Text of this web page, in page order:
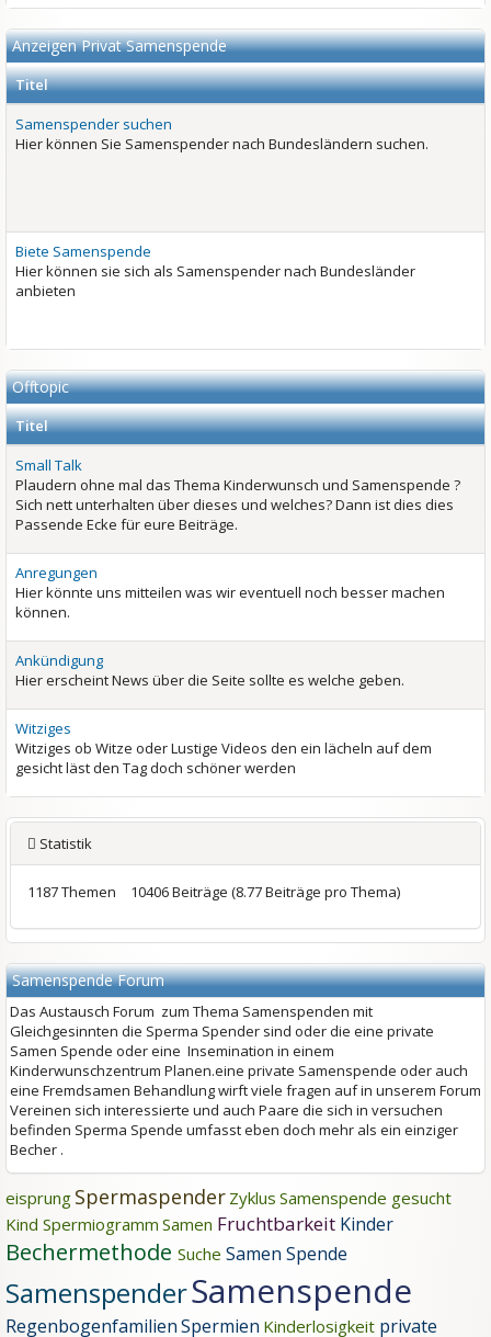
Anzeigen Privat Samenspende
Titel
Samenspender suchen
Hier können Sie Samenspender nach Bundesländern suchen.
Biete Samenspende
Hier können sie sich als Samenspender nach Bundesländer
anbieten
Offtopic
Titel
Small Talk
Plaudern ohne mal das Thema Kinderwunsch und Samenspende ?
Sich nett unterhalten über dieses und welches? Dann ist dies dies
Passende Ecke für eure Beiträge.
Anregungen
Hier könnte uns mitteilen was wir eventuell noch besser machen
können.
Ankündigung
Hier erscheint News über die Seite sollte es welche geben.
Witziges
Witziges ob Witze oder Lustige Videos den ein lächeln auf dem
gesicht läst den Tag doch schöner werden
Statistik
1187 Themen 10406 Beiträge (8.77 Beiträge pro Thema)
Samenspende Forum
Das Austausch Forum zum Thema Samenspenden mit
Gleichgesinnten die Sperma Spender sind oder die eine private
Samen Spende oder eine Insemination in einem
Kinderwunschzentrum Planen.eine private Samenspende oder auch
eine Fremdsamen Behandlung wirft viele fragen auf in unserem Forum
Vereinen sich interessierte und auch Paare die sich in versuchen
befinden Sperma Spende umfasst eben doch mehr als ein einziger
Becher .
eisprung Spermaspender Zyklus Samenspende gesucht
Kind Spermiogramm Samen Fruchtbarkeit Kinder
Bechermethode Suche Samen Spende
SamenspenderSamenspende
RegenbogenfamilienSpermien Kinderlosigkeit private